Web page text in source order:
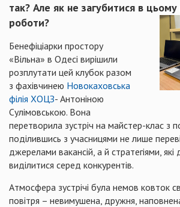
так? Але як не загубитися в цьому
роботи?
Бенефіціарки простору
«Вільна» в Одесі вирішили
розплутати цей клубок разом
з фахівчинею Новокаховська
філія ХОЦЗ- Антоніною
Сулімовською. Вона
перетворила зустріч на майстер-клас з
поділившись з учасницями не лише
джерелами вакансій, а й стратегіями,
виділитися серед конкурентів.
Атмосфера зустрічі була немов ковток
повітря – невимушена, дружня,